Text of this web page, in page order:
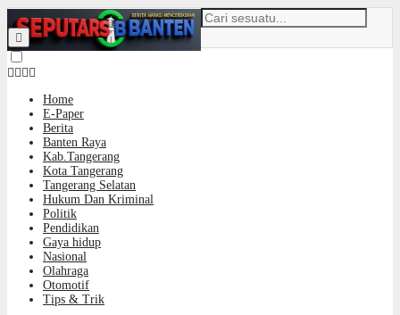
Home
E-Paper
Berita
Banten Raya
Kab.Tangerang
Kota Tangerang
Tangerang Selatan
Hukum Dan Kriminal
Politik
Pendidikan
Gaya hidup
Nasional
Olahraga
Otomotif
Tips & Trik